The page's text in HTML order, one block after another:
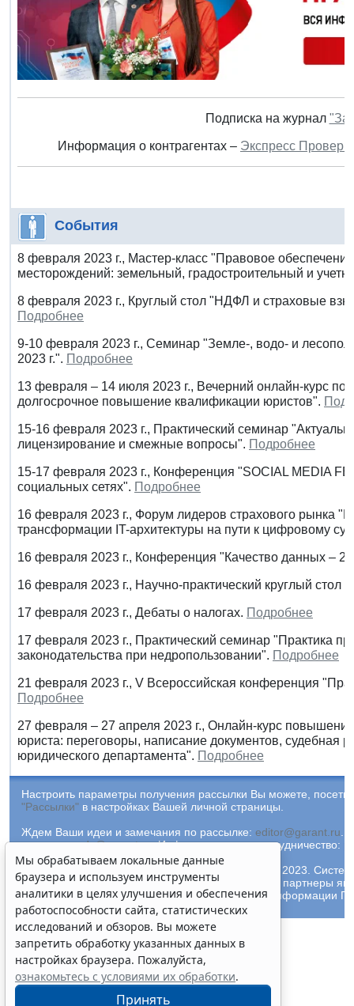
Подписка на журнал
Информация о контрагентах – Экспресс
События
8 февраля 2023 г., Мастер-класс "Правовое
месторождений: земельный, градостроительный и
8 февраля 2023 г., Круглый стол "НДФЛ и страховые
Подробнее
9-10 февраля 2023 г., Семинар "Земле-, водо- и
2023 г.". Подробнее
13 февраля – 14 июля 2023 г., Вечерний онлайн-курс
долгосрочное повышение квалификации юристов".
15-16 февраля 2023 г., Практический семинар
лицензирование и смежные вопросы". Подробнее
15-17 февраля 2023 г., Конференция "SOCIAL MEDIA
социальных сетях". Подробнее
16 февраля 2023 г., Форум лидеров страхового рынка
трансформации IT-архитектуры на пути к цифровому
16 февраля 2023 г., Конференция "Качество данных –
16 февраля 2023 г., Научно-практический круглый
17 февраля 2023 г., Дебаты о налогах. Подробнее
17 февраля 2023 г., Практический семинар "Практика
законодательства при недропользовании". Подробнее
21 февраля 2023 г., V Всероссийская конференция
Подробнее
27 февраля – 27 апреля 2023 г., Онлайн-курс
юриста: переговоры, написание документов, судебная
юридического департамента". Подробнее
Настроить параметры получения рассылки Вы можете,
"Рассылки" в настройках Вашей личной страницы.
Ждем Ваши идеи и замечания по рассылке: editor@garant.ru
рассылке:adv@garant.ru. Информационное сотрудничество:
© ООО "НПП "ГАРАНТ-СЕРВИС-УНИВЕРСИТЕТ", 2023.
выпускается с 1990 года. Компания "Гарант" и ее партнеры
участниками Российской ассоциации правовой информации
Мы обрабатываем локальные данные
браузера и используем инструменты
аналитики в целях улучшения и обеспечения
работоспособности сайта, статистических
исследований и обзоров. Вы можете
запретить обработку указанных данных в
настройках браузера. Пожалуйста,
ознакомьтесь с условиями их обработки.
Принять